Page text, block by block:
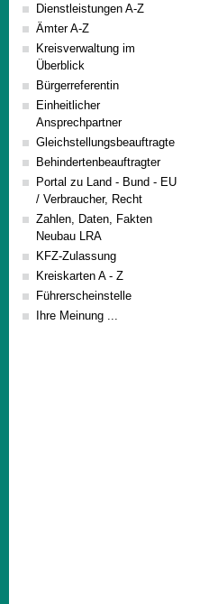
Dienstleistungen A-Z
Ämter A-Z
Kreisverwaltung im
Überblick
Bürgerreferentin
Einheitlicher
Ansprechpartner
Gleichstellungsbeauftragte
Behindertenbeauftragter
Portal zu Land - Bund - EU
/ Verbraucher, Recht
Zahlen, Daten, Fakten
Neubau LRA
KFZ-Zulassung
Kreiskarten A - Z
Führerscheinstelle
Ihre Meinung ...